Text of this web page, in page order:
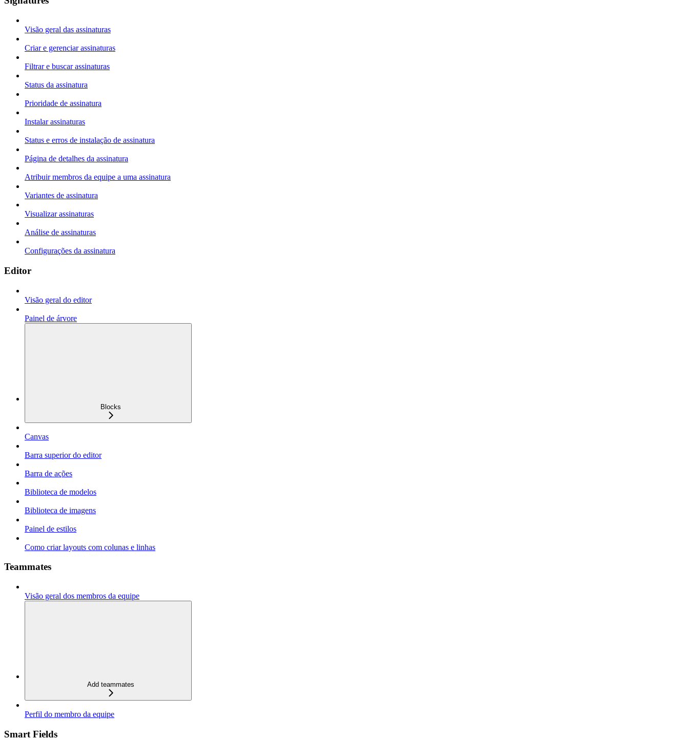
Visão geral das assinaturas
Criar e gerenciar assinaturas
Filtrar e buscar assinaturas
Status da assinatura
Prioridade de assinatura
Instalar assinaturas
Status e erros de instalação de assinatura
Página de detalhes da assinatura
Atribuir membros da equipe a uma assinatura
Variantes de assinatura
Visualizar assinaturas
Análise de assinaturas
Configurações da assinatura
Editor
Visão geral do editor
Painel de árvore
Blocks
Canvas
Barra superior do editor
Barra de ações
Biblioteca de modelos
Biblioteca de imagens
Painel de estilos
Como criar layouts com colunas e linhas
Teammates
Visão geral dos membros da equipe
Add teammates
Perfil do membro da equipe
Smart Fields